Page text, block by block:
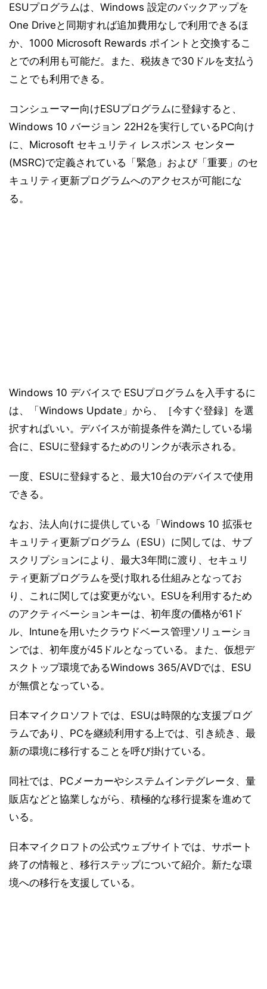
ESUプログラムは、Windows 設定のバックアップを
One Driveと同期すれば追加費用なしで利用できるほ
か、1000 Microsoft Rewards ポイントと交換するこ
とでの利用も可能だ。また、税抜きで30ドルを支払う
ことでも利用できる。
コンシューマー向けESUプログラムに登録すると、
Windows 10 バージョン 22H2を実行しているPC向け
に、Microsoft セキュリティ レスポンス センター
(MSRC)で定義されている「緊急」および「重要」のセ
キュリティ更新プログラムへのアクセスが可能にな
る。
Windows 10 デバイスで ESUプログラムを入手するに
は、「Windows Update」から、［今すぐ登録］を選
択すればいい。デバイスが前提条件を満たしている場
合に、ESUに登録するためのリンクが表示される。
一度、ESUに登録すると、最大10台のデバイスで使用
できる。
なお、法人向けに提供している「Windows 10 拡張セ
キュリティ更新プログラム（ESU）に関しては、サブ
スクリプションにより、最大3年間に渡り、セキュリ
ティ更新プログラムを受け取れる仕組みとなってお
り、これに関しては変更がない。ESUを利用するため
のアクティベーションキーは、初年度の価格が61ド
ル、Intuneを用いたクラウドベース管理ソリューショ
ンでは、初年度が45ドルとなっている。また、仮想デ
スクトップ環境であるWindows 365/AVDでは、ESU
が無償となっている。
日本マイクロソフトでは、ESUは時限的な支援プログ
ラムであり、PCを継続利用する上では、引き続き、最
新の環境に移行することを呼び掛けている。
同社では、PCメーカーやシステムインテグレータ、量
販店などと協業しながら、積極的な移行提案を進めて
いる。
日本マイクロフトの公式ウェブサイトでは、サポート
終了の情報と、移行ステップについて紹介。新たな環
境への移行を支援している。